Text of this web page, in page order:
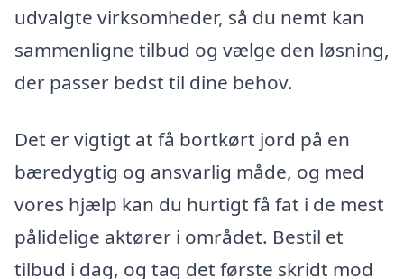
udvalgte virksomheder, så du nemt kan
sammenligne tilbud og vælge den løsning,
der passer bedst til dine behov.
Det er vigtigt at få bortkørt jord på en
bæredygtig og ansvarlig måde, og med
vores hjælp kan du hurtigt få fat i de mest
pålidelige aktører i området. Bestil et
tilbud i dag, og tag det første skridt mod